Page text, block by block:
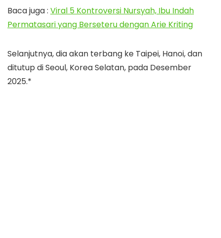
Baca juga : Viral 5 Kontroversi Nursyah, Ibu Indah
Permatasari yang Berseteru dengan Arie Kriting
Selanjutnya, dia akan terbang ke Taipei, Hanoi, dan
ditutup di Seoul, Korea Selatan, pada Desember
2025.*